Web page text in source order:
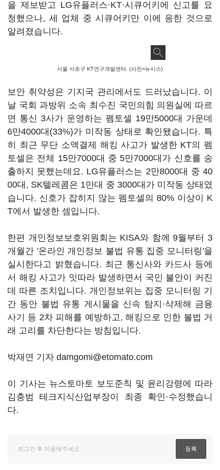
을 제보받고 LG유플러스·KT·시큐어키에 신고를 요
청했으나, 세 업체 중 시큐어키만 이에 응한 것으로
알려졌습니다.
서울 서초구 KT연구개발센터. (사진=뉴시스)
보안 취약성은 기지국 관리에서도 드러났습니다. 이
날 국회 과방위 소속 최수진 국민의힘 의원실에 따르
면 통신 3사가 운영하는 펨토셀 19만5000대 가운데
6만4000대(33%)가 미작동 상태로 확인됐습니다. 특
히 최근 무단 소액결제 해킹 사고가 발생한 KT의 펨
토셀은 전체 15만7000대 중 5만7000대가 신호를 송
출하지 못했는데요. LG유플러스는 2만8000대 중 40
00대, SK텔레콤은 1만대 중 3000대가 미작동 상태였
습니다. 신호가 잡히지 않는 펨토셀의 80% 이상이 K
T에서 발생한 셈입니다.
한편 개인정보보호위원회는 KISA와 함께 9월부터 3
개월간 '온라인 개인정보 불법 유통 집중 모니터링'을
실시한다고 밝혔습니다. 최근 통신사와 카드사 등에
서 해킹 사고가 잇따라 발생하면서 국민 불안이 커진
데 따른 조치입니다. 개인정보위는 집중 모니터링 기
간 동안 불법 유통 게시물을 신속 탐지·삭제해 금융
사기 등 2차 피해를 예방하고, 해킹으로 인한 불법 거
래 고리를 차단한다는 방침입니다.
박재연 기자 damgomi@etomato.com
이 기사는 뉴스토마토 보도준칙 및 윤리강령에 따라
김충범 테크지식산업부장이 최종 확인·수정했습니
다.